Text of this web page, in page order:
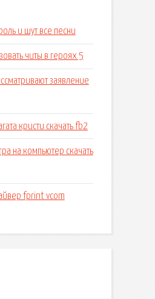
и шут все песни
читы в героях 5
заявление
кристи скачать fb2
на компьютер скачать
fprint vcom